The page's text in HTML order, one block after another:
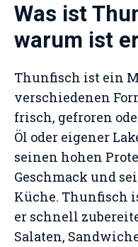
Was ist
warum ist
Thunfisch ist ein
verschiedenen
frisch, gefroren
Öl oder eigener
seinen hohen
Geschmack und
Küche. Thunfisch
er schnell
Salaten,